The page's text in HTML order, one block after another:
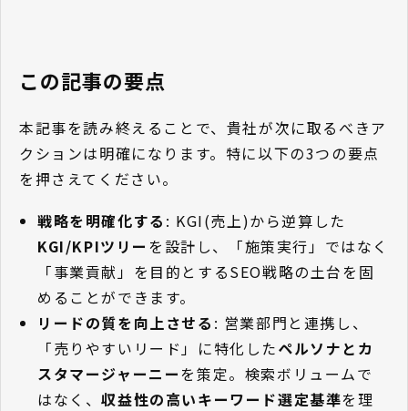
この記事の要点
本記事を読み終えることで、貴社が次に取るべきア
クションは明確になります。特に以下の3つの要点
を押さえてください。
戦略を明確化する : KGI(売上)から逆算した
KGI/KPIツリー を設計し、「施策実行」ではなく
「事業貢献」を目的とするSEO戦略の土台を固
めることができます。
リードの質を向上させる : 営業部門と連携し、
「売りやすいリード」に特化したペルソナとカ
スタマージャーニーを策定。検索ボリュームで
はなく、収益性の高いキーワード選定基準を理